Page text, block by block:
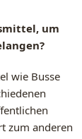
um
wie Busse
zum anderen